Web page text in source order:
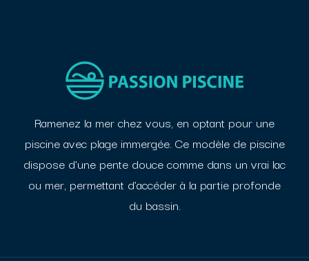
Ramenez la mer chez vous, en optant pour une
piscine avec plage immergée. Ce modèle de piscine
dispose d’une pente douce comme dans un vrai lac
ou mer, permettant d’accéder à la partie profonde
du bassin.